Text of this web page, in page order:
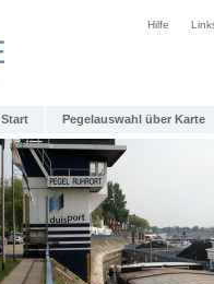
Hilfe
Start Pegelauswahl über Karte